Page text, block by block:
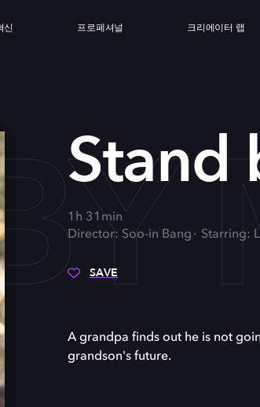
신 프로페셔널 크리에이터 랩
Stand
1h 31min
Director: Soo-in Bang
Starring:
SAVE
A grandpa finds out he is not
grandson's future.